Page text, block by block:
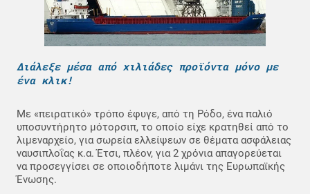
Διάλεξε μέσα από χιλιάδες προϊόντα μόνο με
ένα κλικ!
Με «πειρατικό» τρόπο έφυγε, από τη Ρόδο, ένα παλιό
υποσυντήρητο μότορσιπ, το οποίο είχε κρατηθεί από το
λιμεναρχείο, για σωρεία ελλείψεων σε θέματα ασφάλειας
ναυσιπλοΐας κ.α. Έτσι, πλέον, για 2 χρόνια απαγορεύεται
να προσεγγίσει σε οποιοδήποτε λιμάνι της Ευρωπαϊκής
Ένωσης.